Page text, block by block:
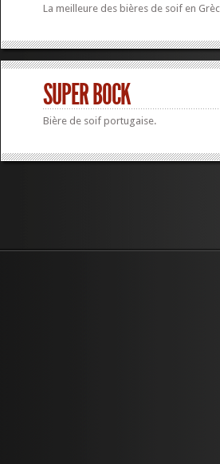
La meilleure des bières de soif en
SUPER BOCK
Bière de soif portugaise.